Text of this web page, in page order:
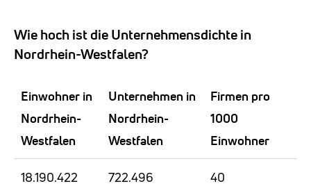
Wie hoch ist die Unternehmensdichte in
Nordrhein-Westfalen?
Einwohner in
Nordrhein-
Westfalen
Unternehmen in
Nordrhein-
Westfalen
Firmen pro
1000
Einwohner
18.190.422 722.496 40